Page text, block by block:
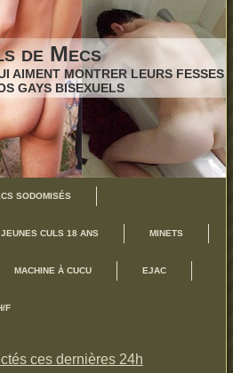
de Mecs
AIMENT MONTRER LEURS FESSES
GAYS BISEXUELS
SODOMISÉS
JEUNES CULS 18 ANS MINETS
MACHINE À CUCU EJAC
F
ces dernières 24h